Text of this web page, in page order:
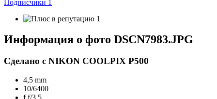
Подписчики 1
1
Информация о фото DSCN7983.JPG
Сделано с NIKON COOLPIX P500
4,5 mm
10/6400
ff/3.5